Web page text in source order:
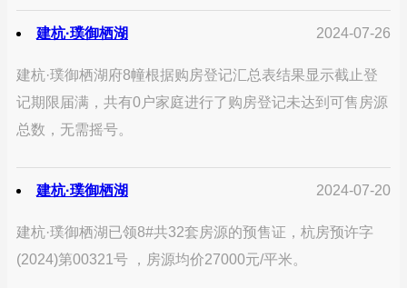
建杭·璞御栖湖 2024-07-26
建杭·璞御栖湖府8幢根据购房登记汇总表结果显示截止登
记期限届满，共有0户家庭进行了购房登记未达到可售房源
总数，无需摇号。
建杭·璞御栖湖 2024-07-20
建杭·璞御栖湖已领8#共32套房源的预售证，杭房预许字
(2024)第00321号 ，房源均价27000元/平米。